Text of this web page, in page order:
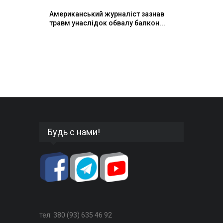
Американський журналіст зазнав
травм унаслідок обвалу балкон...
Будь с нами!
тел: 380 (93) 635 46 92